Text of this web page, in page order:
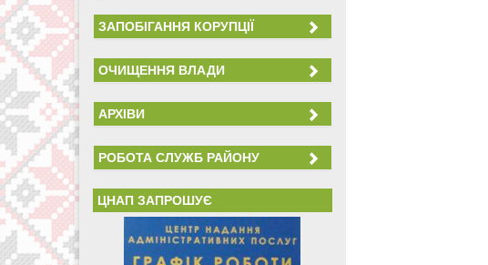
ЗАПОБІГАННЯ КОРУПЦІЇ
ОЧИЩЕННЯ ВЛАДИ
АРХІВИ
РОБОТА СЛУЖБ РАЙОНУ
ЦНАП ЗАПРОШУЄ